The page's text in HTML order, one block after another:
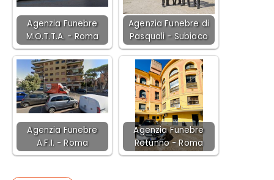
Agenzia Funebre
M.O.T.T.A. - Roma
Agenzia Funebre di
Pasquali - Subiaco
Agenzia Funebre
A.F.I. - Roma
Agenzia Funebre
Rotunno - Roma